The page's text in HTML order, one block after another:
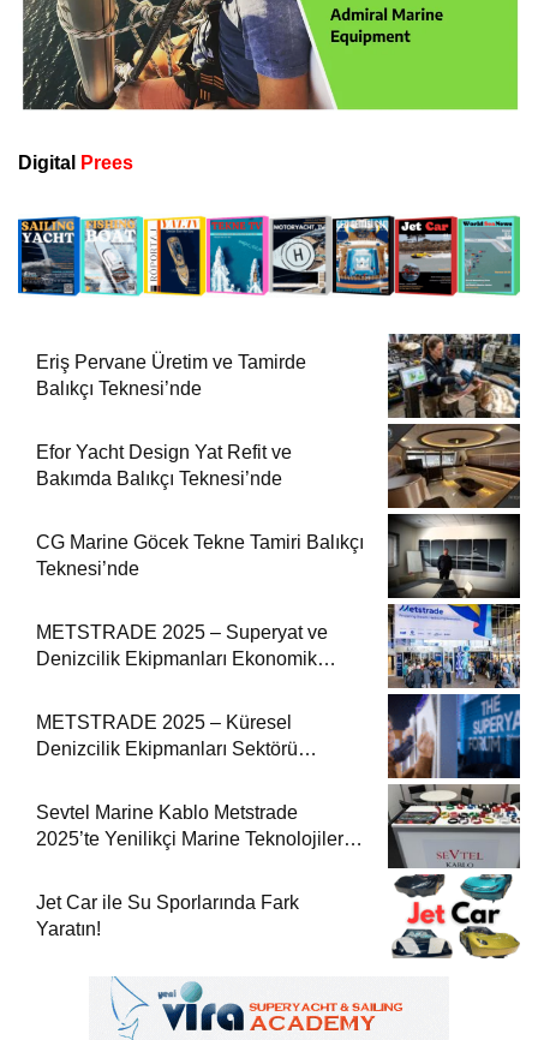
Digital Prees
Eriş Pervane Üretim ve Tamirde
Balıkçı Teknesi’nde
Efor Yacht Design Yat Refit ve
Bakımda Balıkçı Teknesi’nde
CG Marine Göcek Tekne Tamiri Balıkçı
Teknesi’nde
METSTRADE 2025 – Superyat ve
Denizcilik Ekipmanları Ekonomik
METSTRADE 2025 – Küresel
Denizcilik Ekipmanları Sektörü
Sevtel Marine Kablo Metstrade
2025’te Yenilikçi Marine Teknolojilerini
Jet Car ile Su Sporlarında Fark
Yaratın!